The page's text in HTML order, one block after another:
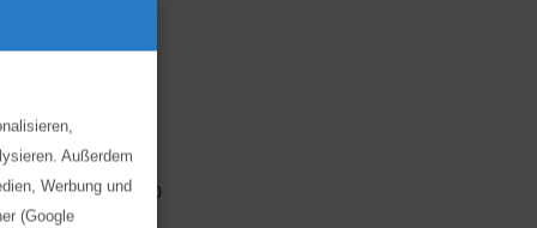
Außerdem
Werbung und
(Google